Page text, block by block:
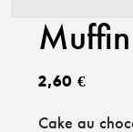
2,60 €
Cake au